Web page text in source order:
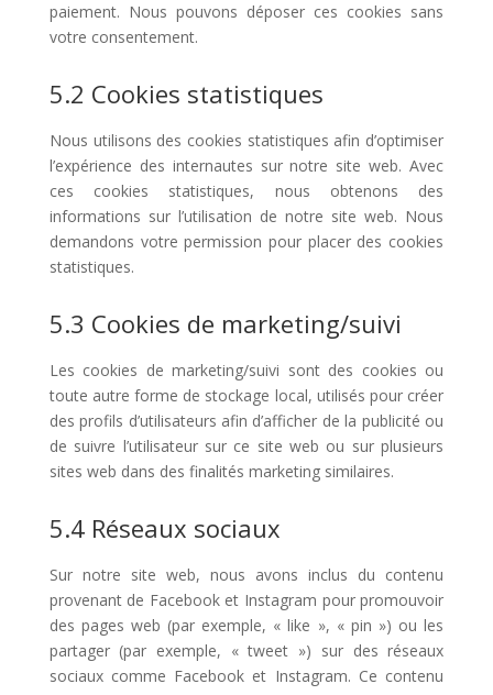
paiement. Nous pouvons déposer ces cookies sans
votre consentement.
5.2 Cookies statistiques
Nous utilisons des cookies statistiques afin d’optimiser
l’expérience des internautes sur notre site web. Avec
ces cookies statistiques, nous obtenons des
informations sur l’utilisation de notre site web. Nous
demandons votre permission pour placer des cookies
statistiques.
5.3 Cookies de marketing/suivi
Les cookies de marketing/suivi sont des cookies ou
toute autre forme de stockage local, utilisés pour créer
des profils d’utilisateurs afin d’afficher de la publicité ou
de suivre l’utilisateur sur ce site web ou sur plusieurs
sites web dans des finalités marketing similaires.
5.4 Réseaux sociaux
Sur notre site web, nous avons inclus du contenu
provenant de Facebook et Instagram pour promouvoir
des pages web (par exemple, « like », « pin ») ou les
partager (par exemple, « tweet ») sur des réseaux
sociaux comme Facebook et Instagram. Ce contenu